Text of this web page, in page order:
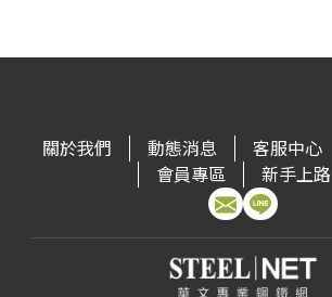
關於我們 動態消息 客服中心
會員專區
新手上路